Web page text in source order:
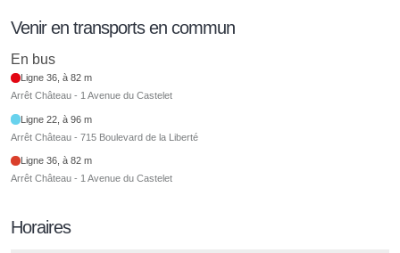
Venir en transports en commun
En bus
Ligne 36, à 82 m
Arrêt Château - 1 Avenue du Castelet
Ligne 22, à 96 m
Arrêt Château - 715 Boulevard de la Liberté
Ligne 36, à 82 m
Arrêt Château - 1 Avenue du Castelet
Horaires